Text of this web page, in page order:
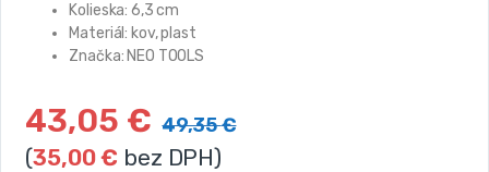
Kolieska: 6,3 cm
Materiál: kov, plast
Značka: NEO TOOLS
43,05 € 49,35€
(35,00€ bez DPH)